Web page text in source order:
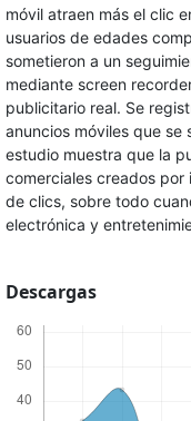
móvil atraen más el clic
usuarios de edades
sometieron a un
mediante screen
publicitario real. Se
anuncios móviles que se
estudio muestra que la
comerciales creados
de clics, sobre todo
electrónica y
Descargas